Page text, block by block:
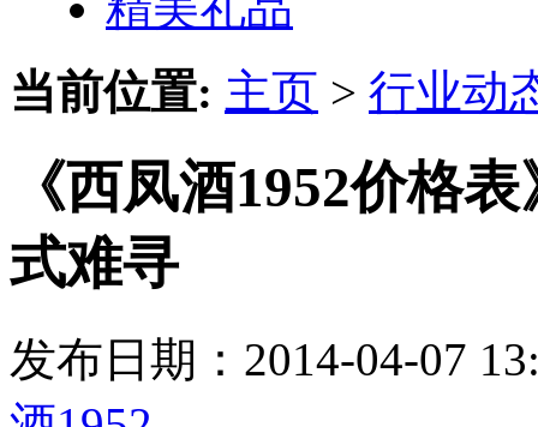
当前位置: 主页 > 行业动
《西凤酒1952价格
式难寻
发布日期：2014-04-07